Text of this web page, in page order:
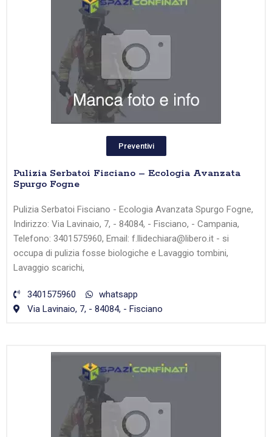
Preventivi
Pulizia Serbatoi Fisciano – Ecologia Avanzata
Spurgo Fogne
Pulizia Serbatoi Fisciano - Ecologia Avanzata Spurgo Fogne,
Indirizzo: Via Lavinaio, 7, - 84084, - Fisciano, - Campania,
Telefono: 3401575960, Email: f.llidechiara@libero.it - si
occupa di pulizia fosse biologiche e Lavaggio tombini,
Lavaggio scarichi,
3401575960
whatsapp
Via Lavinaio, 7, - 84084, - Fisciano